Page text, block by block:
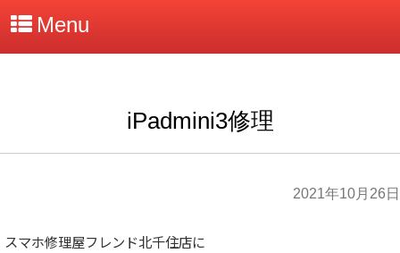
Menu
iPadmini3修理
2021年10月26日
スマホ修理屋フレンド北千住店に